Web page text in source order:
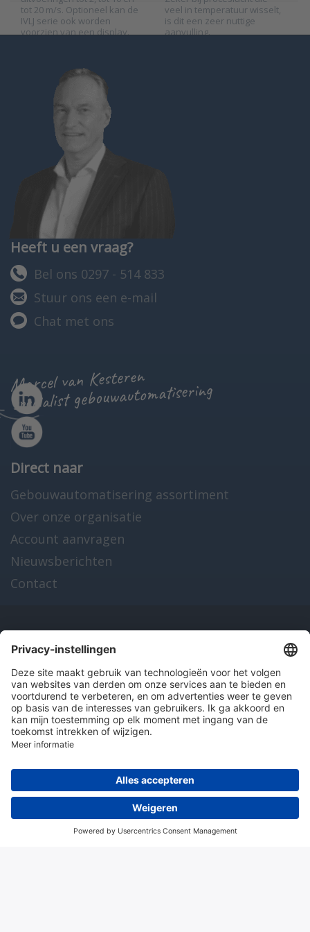
tot 20 m/s. Optioneel kan de
IVLJ serie ook worden
voorzien van een display.
veel in temperatuur wisselt,
is dit een zeer nuttige
aanvulling.
Heeft u een vraag?
Bel ons 0297 - 514 833
Stuur ons een e-mail
Chat met ons
Marcel van Kesteren
specialist gebouwautomatisering
Direct naar
Gebouwautomatisering assortiment
Over onze organisatie
Account aanvragen
Nieuwsberichten
Contact
Onze producten
en diensten
Over Hitma
Algemene voorwaarden Disclaimer
Colofon
© 2026 Hitma B.V.